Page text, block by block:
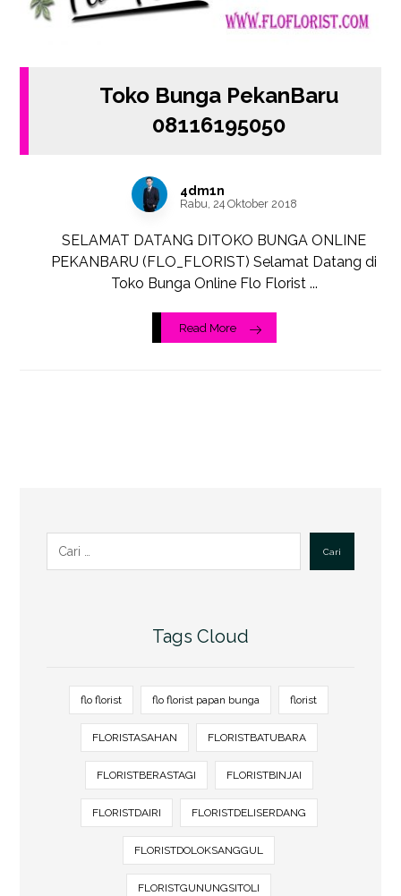
Toko Bunga PekanBaru
08116195050
4dm1n
Rabu, 24 Oktober 2018
SELAMAT DATANG DITOKO BUNGA ONLINE
PEKANBARU (FLO_FLORIST) Selamat Datang di
Toko Bunga Online Flo Florist ...
Read More
Cari
Tags Cloud
flo florist flo florist papan bunga florist
FLORISTASAHAN FLORISTBATUBARA
FLORISTBERASTAGI FLORISTBINJAI
FLORISTDAIRI FLORISTDELISERDANG
FLORISTDOLOKSANGGUL
FLORISTGUNUNGSITOLI